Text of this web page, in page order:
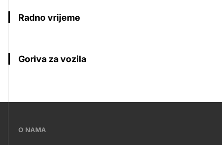
Radno vrijeme
Goriva za vozila
???O NAMA